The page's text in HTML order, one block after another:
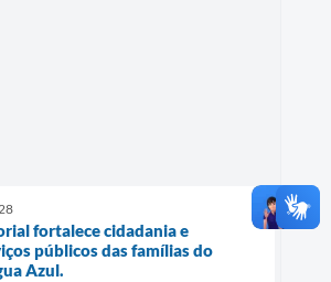
fortalece cidadania e
públicos das famílias do
Azul.